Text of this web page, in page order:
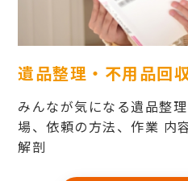
遺品整理・不用品回
みんなが気になる遺品整
場、依頼の方法、作業 内
解剖